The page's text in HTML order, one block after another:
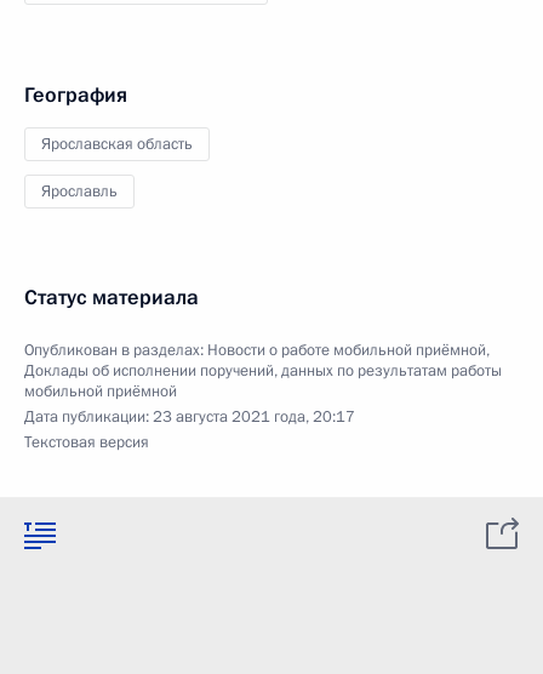
География
Ярославская область
Ярославль
Статус материала
Опубликован в разделах: Новости о работе мобильной приёмной,
Доклады об исполнении поручений, данных по результатам работы
мобильной приёмной
Дата публикации:23 августа 2021 года, 20:17
Текстовая версия